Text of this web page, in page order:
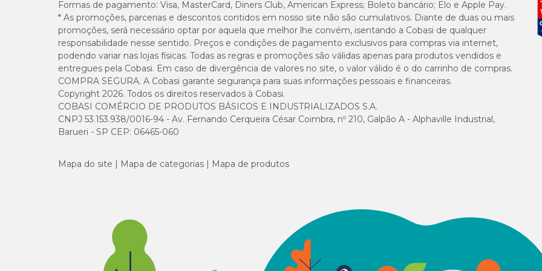
Manter fora do alcance de crianças e animais;
Guardar separado de outros produtos em geral, principalmente alimentos;
Não reutilizar a embalagem;
Não jogar o produto ou resto de diluição em açudes, fontes, rios e tanques de água;
Se acontecer intoxicação humana, chamar imediatamente o médico. Em caso de ingestão acidental, provocar vômito introduzindo o
ou, por via oral, copo de água morna ou xarope de Ipecacuanha;
Se o produto atingir a região dos olhos, lavar imediatamente com água corrente abundante por, no mínimo, 10 minutos.
Onde encontrar Butox com preço bom?
Formas de pagamento: Visa, MasterCard, Diners Club, American Express; Boleto bancário; Elo e Apple Pay.
* As promoções, parcerias e descontos contidos em nosso site não são cumulativos. Diante de duas ou mais
promoções, será necessário optar por aquela que melhor lhe convém, isentando a Cobasi de qualquer
responsabilidade nesse sentido. Preços e condições de pagamento exclusivos para compras via internet,
podendo variar nas lojas físicas. Todas as regras e promoções são válidas apenas para produtos vendidos e
entregues pela Cobasi. Em caso de divergência de valores no site, o valor válido é o do carrinho de compras.
COMPRA SEGURA. A Cobasi garante segurança para suas informações pessoais e financeiras.
Copyright 2026. Todos os direitos reservados à Cobasi.
COBASI COMÉRCIO DE PRODUTOS BÁSICOS E INDUSTRIALIZADOS S.A.
CNPJ 53.153.938/0016-94 - Av. Fernando Cerqueira César Coimbra, nº 210, Galpão A - Alphaville Industrial,
Barueri - SP CEP: 06465-060
Mapa do site Mapa de categorias Mapa de produtos